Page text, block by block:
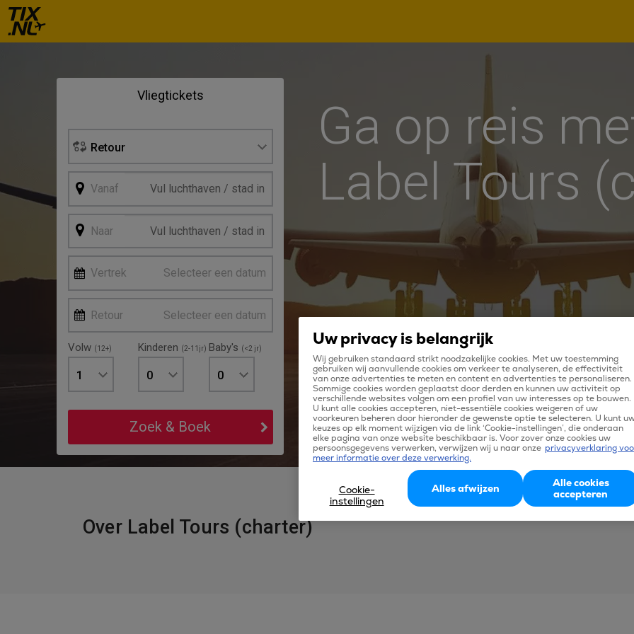
Ga op reis
Label Tours
Vliegtickets
Retour
Vanaf
Naar
Vertrek Selecteer een datum
Retour Selecteer een datum
Volw (12+)
1
Kinderen (2-11jr)
0
Baby's (<2 jr)
0
Zoek & Boek
Vertrek - Terug
Over Label Tours (charter)
Uw privacy is belangrijk
Wij gebruiken standaard strikt noodzakelijke cookies. Met uw toestemming
gebruiken wij aanvullende cookies om verkeer te analyseren, de effectiviteit
van onze advertenties te meten en content en advertenties te personaliseren.
Sommige cookies worden geplaatst door derden en kunnen uw activiteit op
verschillende websites volgen om een profiel van uw interesses op te bouwen.
U kunt alle cookies accepteren, niet-essentiële cookies weigeren of uw
voorkeuren beheren door hieronder de gewenste optie te selecteren. U kunt
keuzes op elk moment wijzigen via de link ‘Cookie-instellingen’, die onderaan
elke pagina van onze website beschikbaar is. Voor zover onze cookies uw
persoonsgegevens verwerken, verwijzen wij u naar onze privacyverklaring
meer informatie over deze verwerking.
Cookie-
instellingen
Alles afwijzen
Alle cookies
accepteren